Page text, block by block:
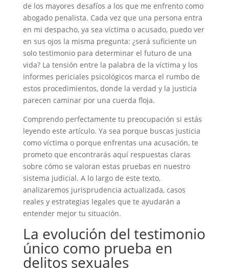
de los mayores desafíos a los que me enfrento como
abogado penalista. Cada vez que una persona entra
en mi despacho, ya sea víctima o acusado, puedo ver
en sus ojos la misma pregunta: ¿será suficiente un
solo testimonio para determinar el futuro de una
vida? La tensión entre la palabra de la víctima y los
informes periciales psicológicos marca el rumbo de
estos procedimientos, donde la verdad y la justicia
parecen caminar por una cuerda floja.
Comprendo perfectamente tu preocupación si estás
leyendo este artículo. Ya sea porque buscas justicia
como víctima o porque enfrentas una acusación, te
prometo que encontrarás aquí respuestas claras
sobre cómo se valoran estas pruebas en nuestro
sistema judicial. A lo largo de este texto,
analizaremos jurisprudencia actualizada, casos
reales y estrategias legales que te ayudarán a
entender mejor tu situación.
La evolución del testimonio
único como prueba en
delitos sexuales